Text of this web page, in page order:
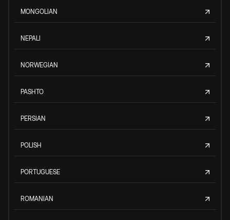
MONGOLIAN
NEPALI
NORWEGIAN
PASHTO
PERSIAN
POLISH
PORTUGUESE
ROMANIAN